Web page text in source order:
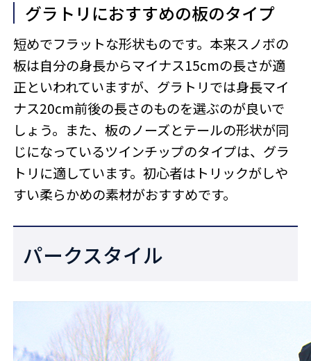
グラトリにおすすめの板のタイプ
短めでフラットな形状ものです。本来スノボの
板は自分の身長からマイナス15cmの長さが適
正といわれていますが、グラトリでは身長マイ
ナス20cm前後の長さのものを選ぶのが良いで
しょう。また、板のノーズとテールの形状が同
じになっているツインチップのタイプは、グラ
トリに適しています。初心者はトリックがしや
すい柔らかめの素材がおすすめです。
パークスタイル